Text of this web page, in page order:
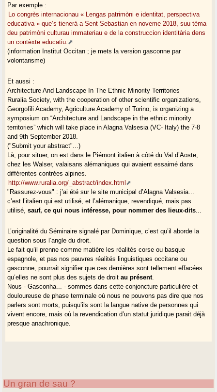
Par exemple :
Lo congrès internacionau « Lengas patrimòni e identitat, perspectiva
educativa » que’s tienerà a Sent Sebastian en noveme 2018, suu tèma
deu patrimòni culturau immateriau e de la construccion identitària dens
un contèxte educatiu.
(information Institut Occitan ; je mets la version gasconne par
volontarisme)
Et aussi :
Architecture And Landscape In The Ethnic Minority Territories
Ruralia Society, with the cooperation of other scientific organizations,
Georgofili Academy, Agriculture Academy of Torino, is organizing a
symposium on “Architecture and Landscape in the ethnic minority
territories” which will take place in Alagna Valsesia (VC- Italy) the 7-8
and 9th September 2018.
("Submit your abstract"...)
Là, pour situer, on est dans le Piémont italien à côté du Val d’Aoste,
chez les Walser, valaisans alémaniques qui avaient essaimé dans
différentes contrées alpines.
http://www.ruralia.org/_abstract/index.html
"Rassurez-vous" : j’ai été sur le site municipal d’Alagna Valsesia...
c’est l’italien qui est utilisé, et l’alémanique, revendiqué, mais pas
utilisé,sauf, ce qui nous intéresse, pour nommer des lieux-dits
L’originalité du Séminaire signalé par Dominique, c’est qu’il aborde la
question sous l’angle du droit.
Le fait qu’il prenne comme matière les réalités corse ou basque
espagnole, et pas nos pauvres réalités linguistiques occitane ou
gasconne, pourrait signifier que ces dernières sont tellement effacées
qu’elles ne sont plus des sujets de droitau présent.
Nous - Gasconha... - sommes dans cette conjoncture particulière et
douloureuse de phase terminale où nous ne pouvons pas dire que nos
parlers sont morts, puisqu’ils sont la langue native de personnes qui
vivent encore, mais où la revendication d’un statut juridique parait déjà
presque anachronique.
Un gran de sau ?